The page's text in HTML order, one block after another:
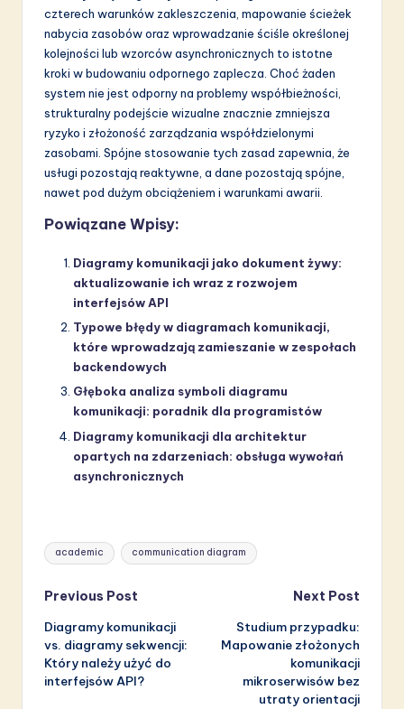
czterech warunków zakleszczenia, mapowanie ścieżek
nabycia zasobów oraz wprowadzanie ściśle określonej
kolejności lub wzorców asynchronicznych to istotne
kroki w budowaniu odpornego zaplecza. Choć żaden
system nie jest odporny na problemy współbieżności,
strukturalny podejście wizualne znacznie zmniejsza
ryzyko i złożoność zarządzania współdzielonymi
zasobami. Spójne stosowanie tych zasad zapewnia, że
usługi pozostają reaktywne, a dane pozostają spójne,
nawet pod dużym obciążeniem i warunkami awarii.
Powiązane Wpisy:
Diagramy komunikacji jako dokument żywy:
aktualizowanie ich wraz z rozwojem
interfejsów API
Typowe błędy w diagramach komunikacji,
które wprowadzają zamieszanie w zespołach
backendowych
Głęboka analiza symboli diagramu
komunikacji: poradnik dla programistów
Diagramy komunikacji dla architektur
opartych na zdarzeniach: obsługa wywołań
asynchronicznych
Tags:
academic communication diagram
Post
navigation
Previous Post
Diagramy komunikacji
vs. diagramy sekwencji:
Który należy użyć do
interfejsów API?
Next Post
Studium przypadku:
Mapowanie złożonych
komunikacji
mikroserwisów bez
utraty orientacji